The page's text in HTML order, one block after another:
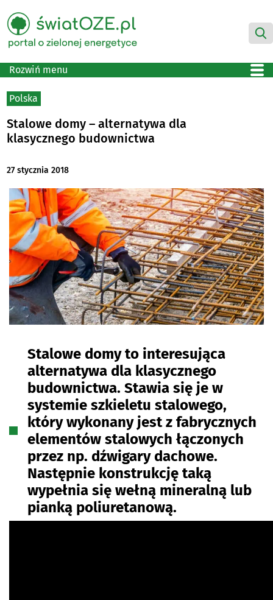
Rozwiń menu
Polska
Stalowe domy – alternatywa dla
klasycznego budownictwa
27 stycznia 2018
Stalowe domy to interesująca
alternatywa dla klasycznego
budownictwa. Stawia się je w
systemie szkieletu stalowego,
który wykonany jest z fabrycznych
elementów stalowych łączonych
przez np. dźwigary dachowe.
Następnie konstrukcję taką
wypełnia się wełną mineralną lub
pianką poliuretanową.